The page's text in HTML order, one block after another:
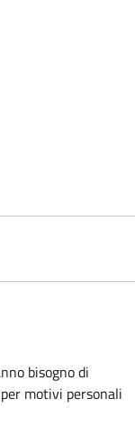
bisogno di
per motivi personali